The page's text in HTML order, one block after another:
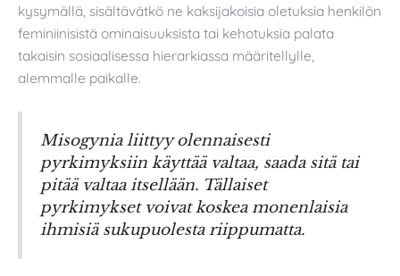
kysymällä, sisältävätkö ne kaksijakoisia oletuksia henkilön
feminiinisistä ominaisuuksista tai kehotuksia palata
takaisin sosiaalisessa hierarkiassa määritellylle,
alemmalle paikalle.
Misogynia liittyy olennaisesti
pyrkimyksiin käyttää valtaa, saada sitä tai
pitää valtaa itsellään. Tällaiset
pyrkimykset voivat koskea monenlaisia
ihmisiä sukupuolesta riippumatta.